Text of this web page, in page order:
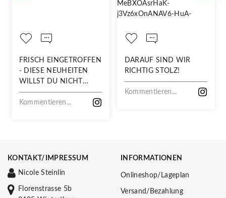
FRISCH EINGETROFFEN
- DIESE NEUHEITEN
WILLST DU NICHT
VERPASSEN!
Kommentieren...
DARAUF SIND WIR
RICHTIG STOLZ!
Kommentieren...
KONTAKT/IMPRESSUM
Nicole Steinlin
Florenstrasse 5b
INFORMATIONEN
Onlineshop/Lageplan
Versand/Bezahlung